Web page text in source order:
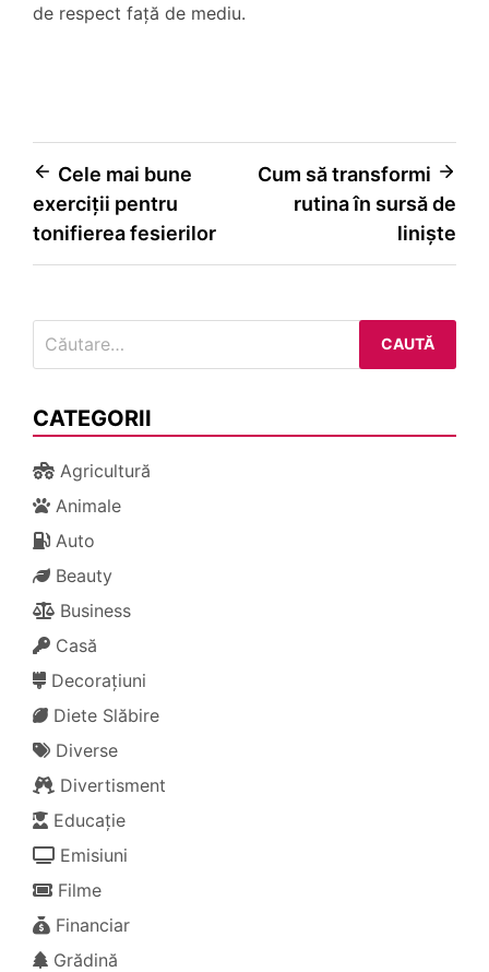
de respect față de mediu.
Navigare
în
Cele mai bune
exerciții pentru
tonifierea fesierilor
Cum să transformi
rutina în sursă de
liniște
după:
CATEGORII
Agricultură
Animale
Auto
Beauty
Business
Casă
Decorațiuni
Diete Slăbire
Diverse
Divertisment
Educație
Emisiuni
Filme
Financiar
Grădină